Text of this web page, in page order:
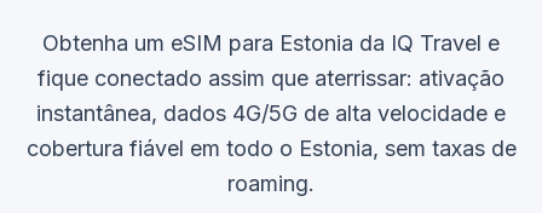
Obtenha um eSIM para Estonia da IQ Travel e
fique conectado assim que aterrissar: ativação
instantânea, dados 4G/5G de alta velocidade e
cobertura fiável em todo o Estonia, sem taxas de
roaming.